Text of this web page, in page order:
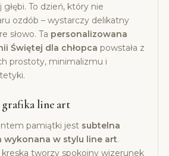
To dzień, który nie
ozdób – wystarczy delikatny
słowo. Ta personalizowana
Świętej dla chłopca powstała z
prostoty, minimalizmu i
line art
pamiątki jest subtelna
wykonana w stylu line art.
kreska tworzy spokojny wizerunek